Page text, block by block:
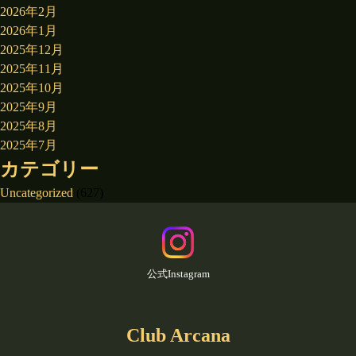
2026年2月
2026年1月
2025年12月
2025年11月
2025年10月
2025年9月
2025年8月
2025年7月
カテゴリー
Uncategorized
公式Instagram
Club Arcana